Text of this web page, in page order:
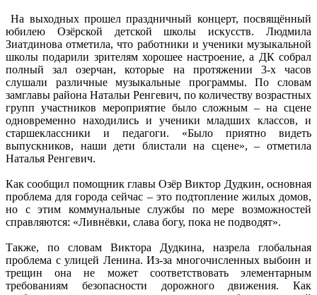
На выходных прошел праздничный концерт, посвящённый
юбилею Озёрской детской школы искусств. Людмила
Зиатдинова отметила, что работники и ученики музыкальной
школы подарили зрителям хорошее настроение, а ДК собрал
полный зал озерчан, которые на протяжении 3-х часов
слушали различные музыкальные программы. По словам
замглавы района Натальи Ренгевич, по количеству возрастных
групп участников мероприятие было сложным – на сцене
одновременно находились и ученики младших классов, и
старшеклассники и педагоги. «Было приятно видеть
выпускников, наши дети блистали на сцене», – отметила
Наталья Ренгевич.
Как сообщил помощник главы Озёр Виктор Дудкин, основная
проблема для города сейчас – это подтопление жилых домов,
но с этим коммунальные службы по мере возможностей
справляются: «Ливнёвки, слава богу, пока не подводят».
Также, по словам Виктора Дудкина, назрела глобальная
проблема с улицей Ленина. Из-за многочисленных выбоин и
трещин она не может соответствовать элементарным
требованиям безопасности дорожного движения. Как